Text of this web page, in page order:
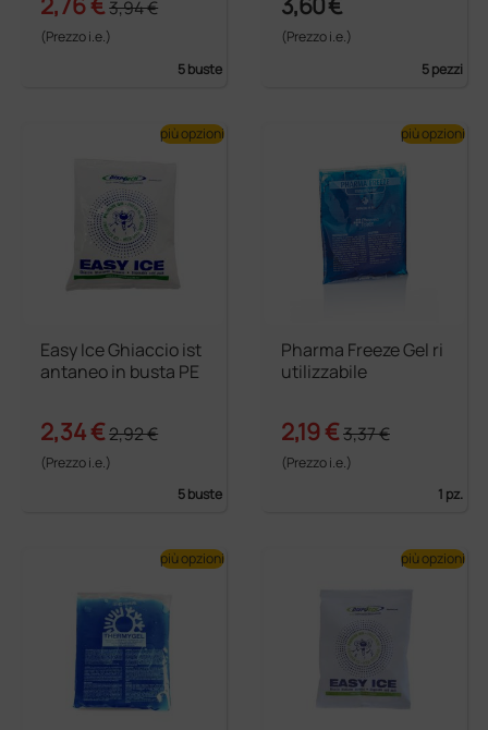
3,94 €
(Prezzo i.e.)
5 buste
(Prezzo i.e.)
5 pezzi
Easy Ice Ghiaccio ist
antaneo in busta PE
2,34 €2,92 €
(Prezzo i.e.)
5 buste
più opzioni
Pharma Freeze Gel ri
utilizzabile
2,19 €3,37 €
(Prezzo i.e.)
1 pz.
più opzioni
più opzioni più opzioni